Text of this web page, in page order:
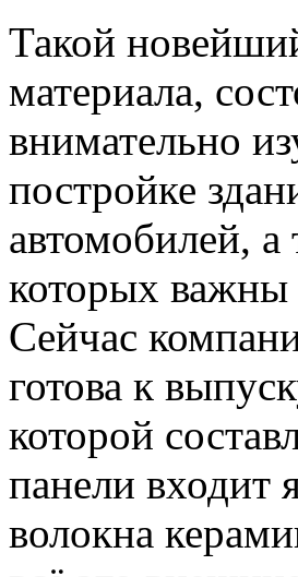
Такой
материала,
внимательно
постройке
автомобилей, а
которых важны
Сейчас
готова к
которой
панели входит
волокна